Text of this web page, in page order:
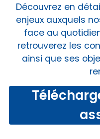
Découvrez en
enjeux auxquels
face au
retrouverez les
ainsi que ses